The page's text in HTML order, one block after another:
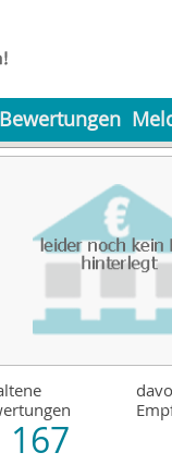
Bewertungen
167